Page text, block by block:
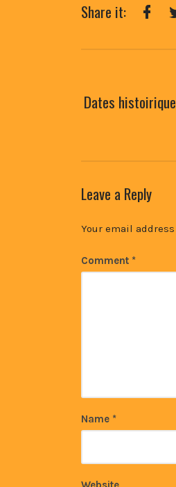
Share it:
Dates
Leave a Reply
Your email
Comment *
Name *